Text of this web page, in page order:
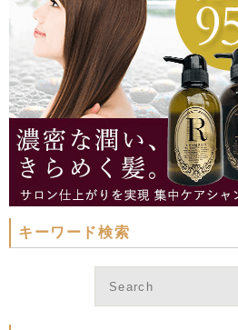
キーワード検索